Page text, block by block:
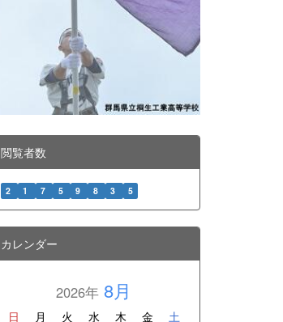
閲覧者数
2 1 7 5 9 8 3 5
カレンダー
2026年 8月
日 月 火 水 木 金 土